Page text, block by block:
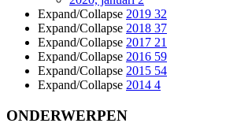
Expand/Collapse 2019 32
Expand/Collapse 2018 37
Expand/Collapse 2017 21
Expand/Collapse 2016 59
Expand/Collapse 2015 54
Expand/Collapse 2014 4
ONDERWERPEN